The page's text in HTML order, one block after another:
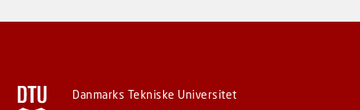
Danmarks Tekniske Universitet